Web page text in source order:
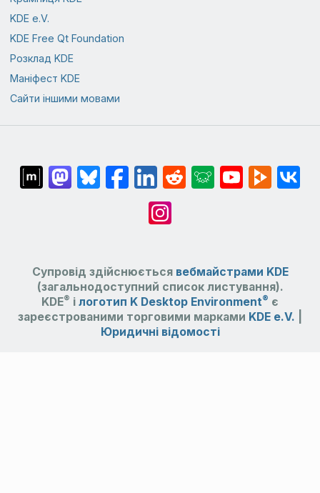
KDE e.V.
KDE Free Qt Foundation
Розклад KDE
Маніфест KDE
Сайти іншими мовами
Супровід здійснюється вебмайстрами KDE
(загальнодоступний список листування).
KDE® і логотип K Desktop Environment® є
зареєстрованими торговими марками KDE e.V.
Юридичні відомості